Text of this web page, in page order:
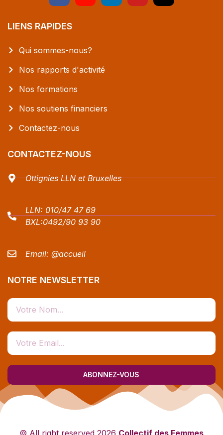
LIENS RAPIDES
Qui sommes-nous?
Nos rapports d'activité
Nos formations
Nos soutiens financiers
Contactez-nous
CONTACTEZ-NOUS
Ottignies LLN et Bruxelles
LLN: 010/47 47 69
BXL:0492/90 93 90
Email: @accueil
NOTRE NEWSLETTER
ABONNEZ-VOUS
© All right reserved 2026 Collectif des Femmes